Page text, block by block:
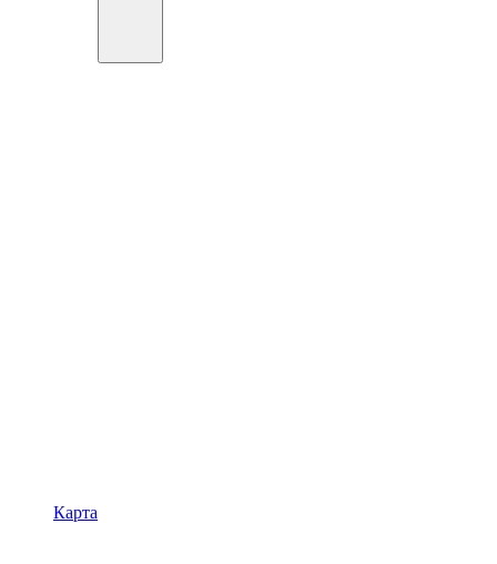
Карта